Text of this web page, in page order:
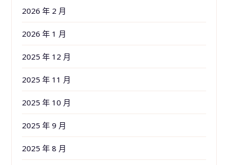
2026 年 2 月
2026 年 1 月
2025 年 12 月
2025 年 11 月
2025 年 10 月
2025 年 9 月
2025 年 8 月